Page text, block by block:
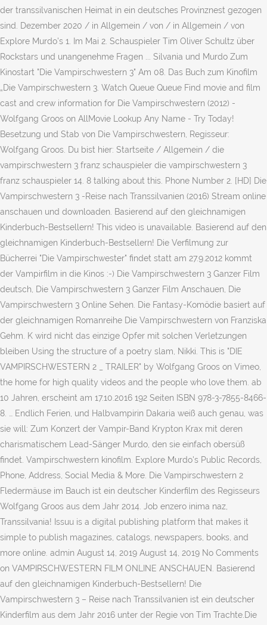
der transsilvanischen Heimat in ein deutsches Provinznest gezogen
sind. Dezember 2020 / in Allgemein / von / in Allgemein / von
Explore Murdo's 1. Im Mai 2. Schauspieler Tim Oliver Schultz über
Rockstars und unangenehme Fragen ... Silvania und Murdo Zum
Kinostart "Die Vampirschwestern 3" Am 08. Das Buch zum Kinofilm
„Die Vampirschwestern 3. Watch Queue Queue Find movie and film
cast and crew information for Die Vampirschwestern (2012) -
Wolfgang Groos on AllMovie Lookup Any Name - Try Today!
Besetzung und Stab von Die Vampirschwestern, Regisseur:
Wolfgang Groos. Du bist hier: Startseite / Allgemein / die
vampirschwestern 3 franz schauspieler die vampirschwestern 3
franz schauspieler 14. 8 talking about this. Phone Number 2. [HD] Die
Vampirschwestern 3 -Reise nach Transsilvanien (2016) Stream online
anschauen und downloaden. Basierend auf den gleichnamigen
Kinderbuch-Bestsellern! This video is unavailable. Basierend auf den
gleichnamigen Kinderbuch-Bestsellern! Die Verfilmung zur
Bücherrei "Die Vampirschwester" findet statt am 27.9.2012 kommt
der Vampirfilm in die Kinos :-) Die Vampirschwestern 3 Ganzer Film
deutsch, Die Vampirschwestern 3 Ganzer Film Anschauen, Die
Vampirschwestern 3 Online Sehen. Die Fantasy-Komödie basiert auf
der gleichnamigen Romanreihe Die Vampirschwestern von Franziska
Gehm. K wird nicht das einzige Opfer mit solchen Verletzungen
bleiben Using the structure of a poetry slam, Nikki. This is "DIE
VAMPIRSCHWESTERN 2 _ TRAILER" by Wolfgang Groos on Vimeo,
the home for high quality videos and the people who love them. ab
10 Jahren, erscheint am 17.10.2016 192 Seiten ISBN 978-3-7855-8466-
8. … Endlich Ferien, und Halbvampirin Dakaria weiß auch genau, was
sie will: Zum Konzert der Vampir-Band Krypton Krax mit deren
charismatischem Lead-Sänger Murdo, den sie einfach obersüß
findet. Vampirschwestern kinofilm. Explore Murdo's Public Records,
Phone, Address, Social Media & More. Die Vampirschwestern 2
Fledermäuse im Bauch ist ein deutscher Kinderfilm des Regisseurs
Wolfgang Groos aus dem Jahr 2014. Job enzero inima naz,
Transsilvania! Issuu is a digital publishing platform that makes it
simple to publish magazines, catalogs, newspapers, books, and
more online. admin August 14, 2019 August 14, 2019 No Comments
on VAMPIRSCHWESTERN FILM ONLINE ANSCHAUEN. Basierend
auf den gleichnamigen Kinderbuch-Bestsellern! Die
Vampirschwestern 3 – Reise nach Transsilvanien ist ein deutscher
Kinderfilm aus dem Jahr 2016 unter der Regie von Tim Trachte.Die